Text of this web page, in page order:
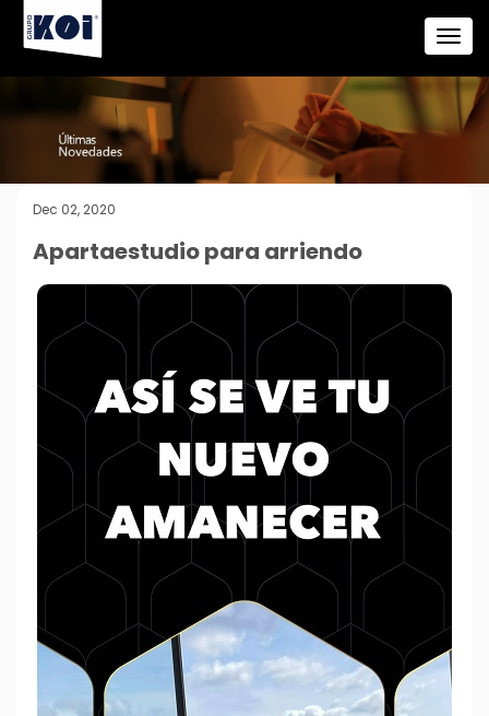
Dec 02, 2020
Apartaestudio para arriendo